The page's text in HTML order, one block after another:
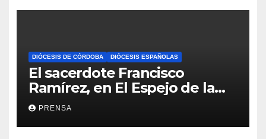
DIÓCESIS DE CÓRDOBA DIÓCESIS ESPAÑOLAS
El sacerdote Francisco
Ramírez, en El Espejo de la
Iglesia
PRENSA